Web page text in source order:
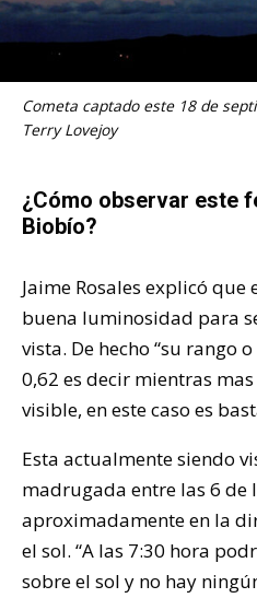
Cometa captado este 18 de
Terry Lovejoy
¿Cómo observar este
Biobío?
Jaime Rosales explicó
buena luminosidad para
vista. De hecho “su rango
0,62 es decir mientras
visible, en este caso es
Esta actualmente siendo
madrugada entre las 6 de
aproximadamente en la
el sol. “A las 7:30 hora
sobre el sol y no hay